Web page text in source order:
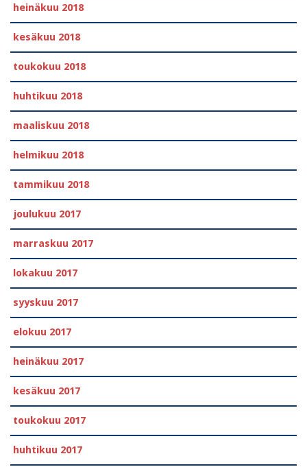
heinäkuu 2018
kesäkuu 2018
toukokuu 2018
huhtikuu 2018
maaliskuu 2018
helmikuu 2018
tammikuu 2018
joulukuu 2017
marraskuu 2017
lokakuu 2017
syyskuu 2017
elokuu 2017
heinäkuu 2017
kesäkuu 2017
toukokuu 2017
huhtikuu 2017